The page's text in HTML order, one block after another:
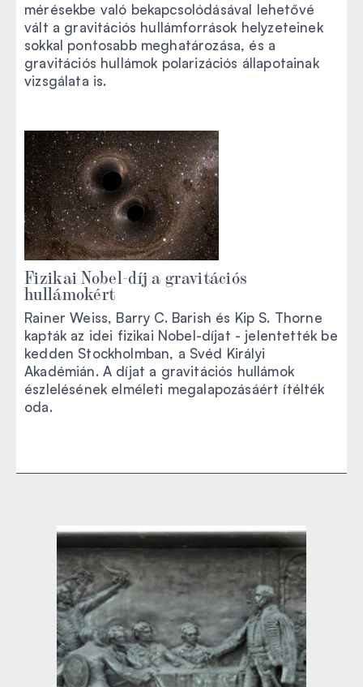
mérésekbe való bekapcsolódásával lehetővé
vált a gravitációs hullámforrások helyzeteinek
sokkal pontosabb meghatározása, és a
gravitációs hullámok polarizációs állapotainak
vizsgálata is.
Fizikai Nobel-díj a gravitációs
hullámokért
Rainer Weiss, Barry C. Barish és Kip S. Thorne
kapták az idei fizikai Nobel-díjat - jelentették be
kedden Stockholmban, a Svéd Királyi
Akadémián. A díjat a gravitációs hullámok
észlelésének elméleti megalapozásáért ítélték
oda.